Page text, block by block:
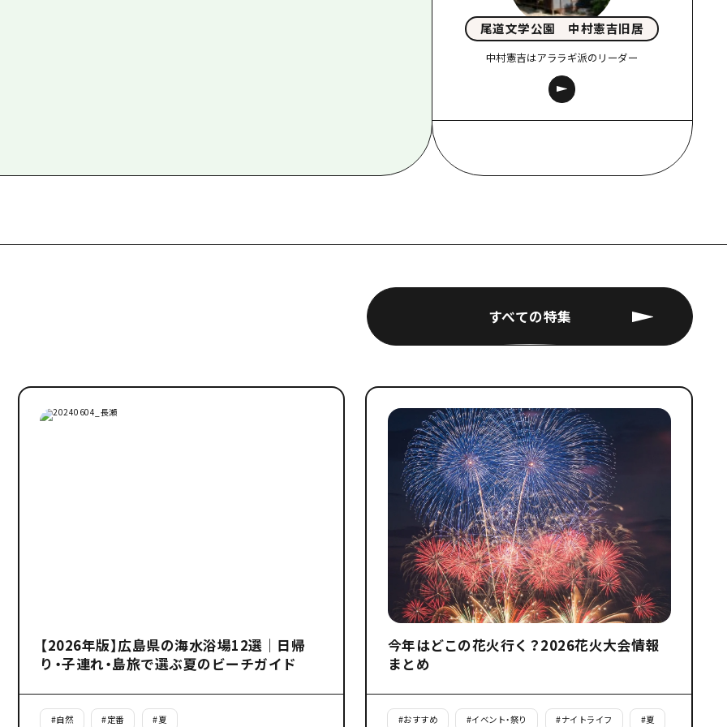
尾道文学公園 中村憲吉旧居
中村憲吉はアララギ派のリーダー
すべての特集
【2026年版】広島県の海水浴場12選｜日帰
り・子連れ・島旅で選ぶ夏のビーチガイド
#自然 #定番 #夏
今年はどこの花火行く？2026花火大会情報
まとめ
#おすすめ #イベント・祭り #ナイトライフ #夏